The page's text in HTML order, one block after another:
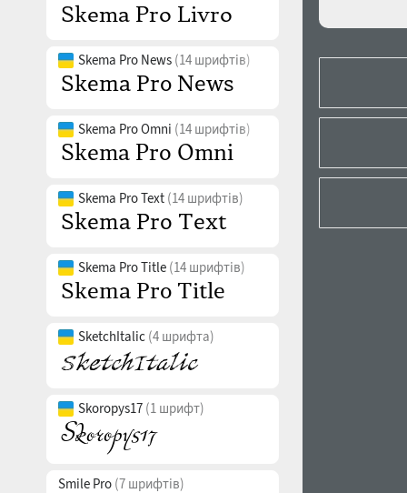
Skema Pro News (14 шрифтів)
Skema Pro Omni (14 шрифтів)
Skema Pro Text (14 шрифтів)
Skema Pro Title (14 шрифтів)
SketchItalic (4 шрифта)
Skoropys17 (1 шрифт)
Smile Pro (7 шрифтів)